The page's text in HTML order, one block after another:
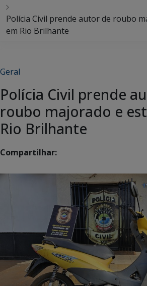
Polícia Civil prende autor de roubo
em Rio Brilhante
Geral
Polícia Civil prende
roubo majorado e
Rio Brilhante
Compartilhar: